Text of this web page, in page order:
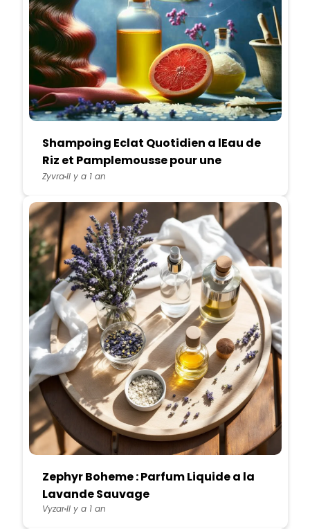
Shampoing Eclat Quotidien a lEau de
Riz et Pamplemousse pour une
Chevelure Lumineuse
ZyvraIl y a 1 an
Zephyr Boheme : Parfum Liquide a la
Lavande Sauvage
VyzarIl y a 1 an